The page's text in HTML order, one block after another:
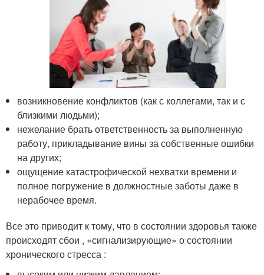
возникновение конфликтов (как с коллегами, так и с
близкими людьми);
нежелание брать ответственность за выполненную
работу, прикладывание вины за собственные ошибки
на других;
ощущение катастрофической нехватки времени и
полное погружение в должностные заботы даже в
нерабочее время.
Все это приводит к тому, что в состоянии здоровья также
происходят сбои , «сигнализирующие» о состоянии
хронического стресса :